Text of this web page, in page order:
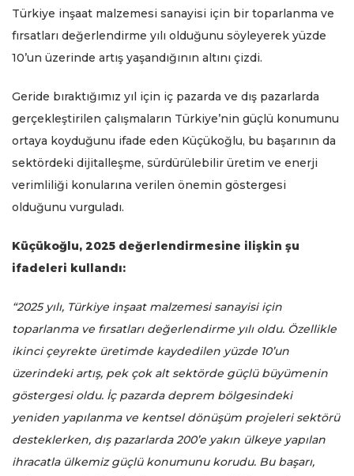
Türkiye inşaat malzemesi sanayisi için bir toparlanma ve
fırsatları değerlendirme yılı olduğunu söyleyerek yüzde
10’un üzerinde artış yaşandığının altını çizdi.
Geride bıraktığımız yıl için iç pazarda ve dış pazarlarda
gerçekleştirilen çalışmaların Türkiye’nin güçlü konumunu
ortaya koyduğunu ifade eden Küçükoğlu, bu başarının da
sektördeki dijitalleşme, sürdürülebilir üretim ve enerji
verimliliği konularına verilen önemin göstergesi
olduğunu vurguladı.
Küçükoğlu, 2025 değerlendirmesine ilişkin şu
ifadeleri kullandı:
“2025 yılı, Türkiye inşaat malzemesi sanayisi için
toparlanma ve fırsatları değerlendirme yılı oldu. Özellikle
ikinci çeyrekte üretimde kaydedilen yüzde 10’un
üzerindeki artış, pek çok alt sektörde güçlü büyümenin
göstergesi oldu. İç pazarda deprem bölgesindeki
yeniden yapılanma ve kentsel dönüşüm projeleri sektörü
desteklerken, dış pazarlarda 200’e yakın ülkeye yapılan
ihracatla ülkemiz güçlü konumunu korudu. Bu başarı,